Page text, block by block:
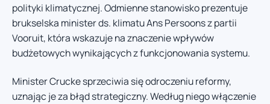
polityki klimatycznej. Odmienne stanowisko prezentuje
brukselska minister ds. klimatu Ans Persoons z partii
Vooruit, która wskazuje na znaczenie wpływów
budżetowych wynikających z funkcjonowania systemu.
Minister Crucke sprzeciwia się odroczeniu reformy,
uznając je za błąd strategiczny. Według niego włączenie